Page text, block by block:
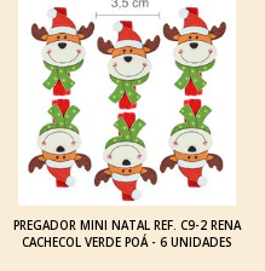
PREGADOR MINI NATAL REF. C9-2 RENA
CACHECOL VERDE POÁ - 6 UNIDADES